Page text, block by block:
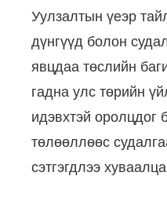
Уулзалтын үеэр
дүнгүүд болон
явцдаа төслийн
гадна улс төрийн
идэвхтэй оролцдог
төлөөллөөс
сэтгэгдлээ